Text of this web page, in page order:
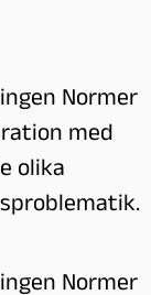
Normer
med
olika
Normer